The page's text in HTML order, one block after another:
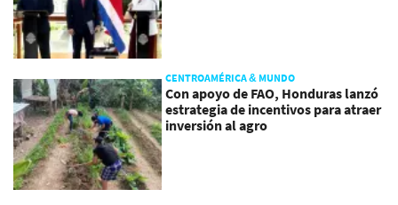
CENTROAMÉRICA & MUNDO
Con apoyo de FAO, Honduras lanzó
estrategia de incentivos para atraer
inversión al agro